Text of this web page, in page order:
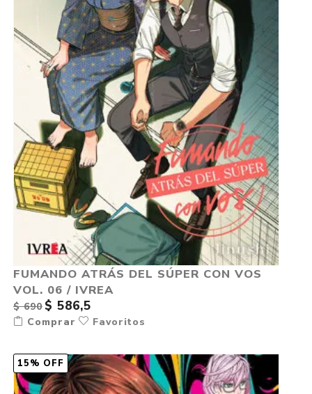
FUMANDO ATRÁS DEL SÚPER CON VOS
VOL. 06 / IVREA
$ 690 $ 586,5
Comprar Favoritos
15% OFF